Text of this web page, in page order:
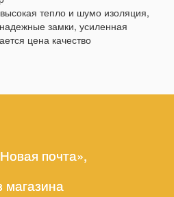
высокая тепло и шумо изоляция,
замки, усиленная
цена качество
почта»,
магазина